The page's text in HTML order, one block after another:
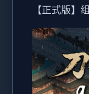
【正式版】